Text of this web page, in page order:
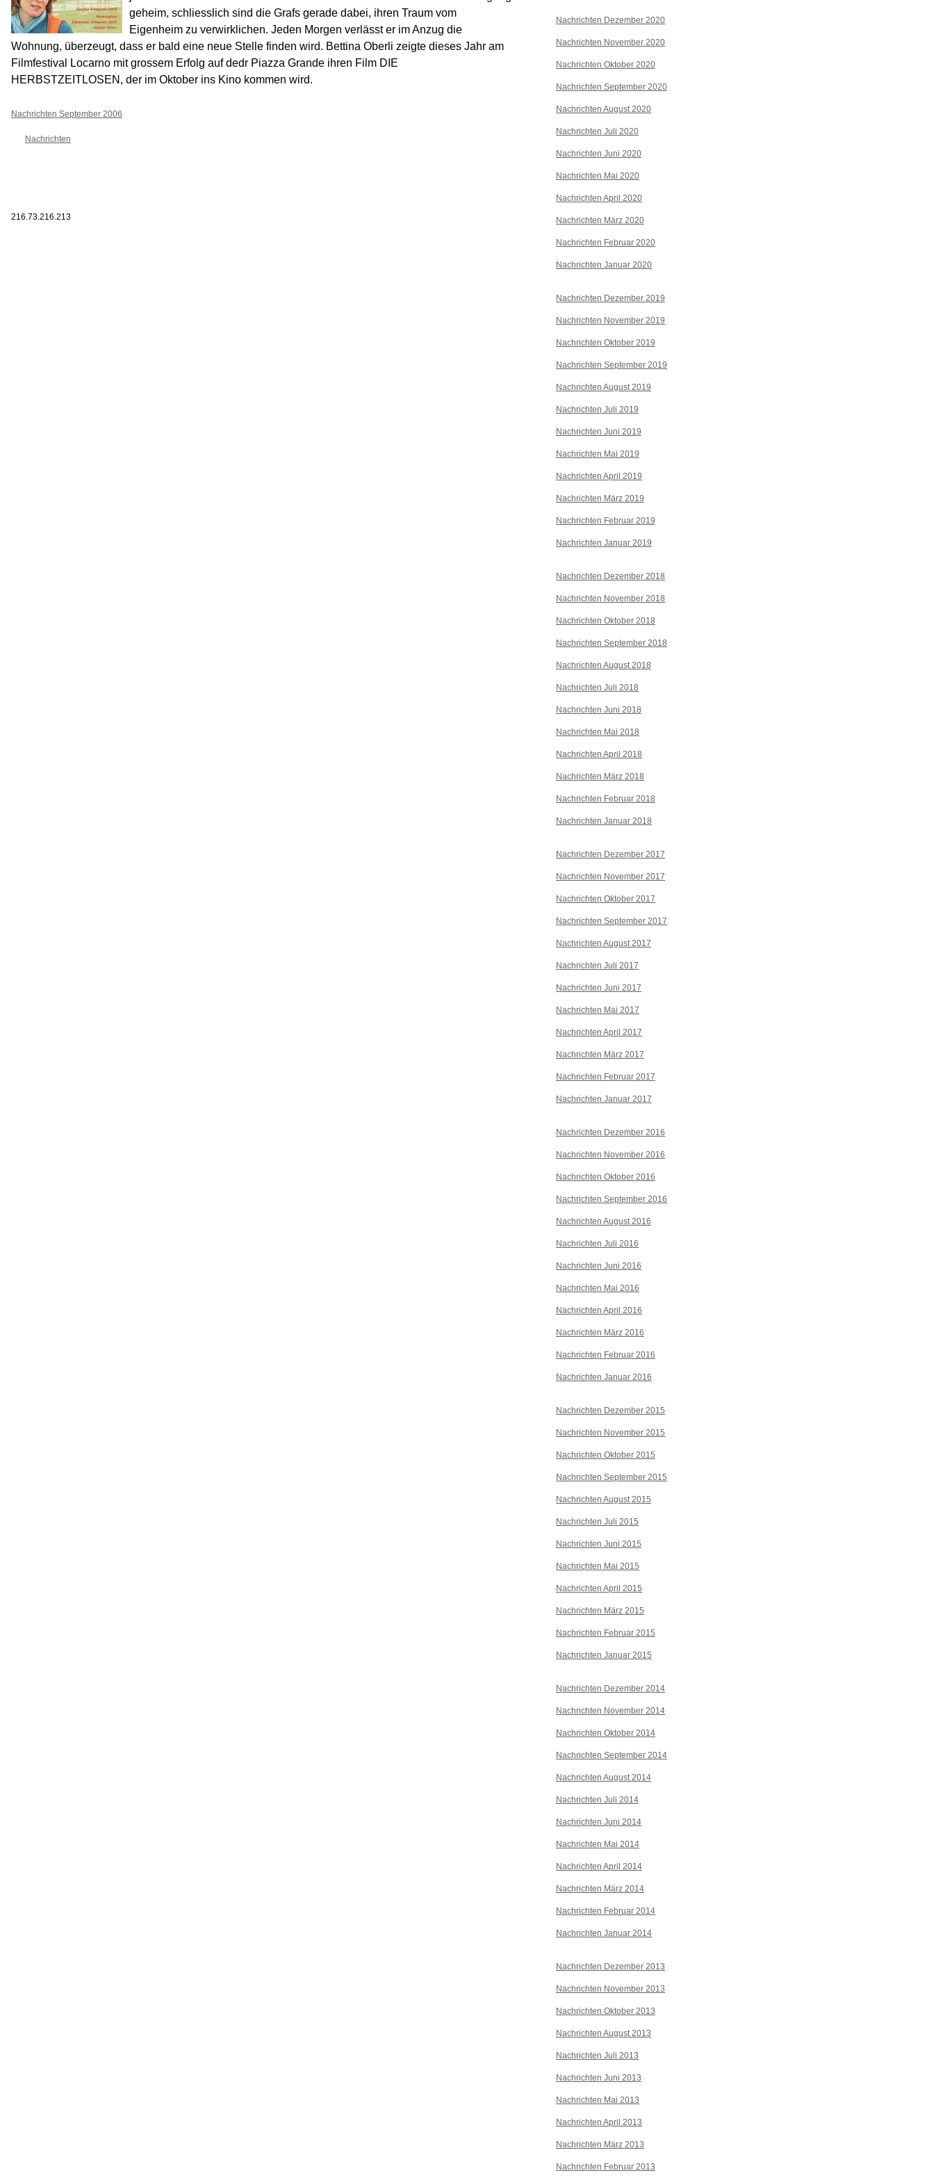
Nachrichten Dezember 2020
Nachrichten November 2020
Nachrichten Oktober 2020
Nachrichten September 2020
Nachrichten August 2020
Nachrichten Juli 2020
Nachrichten Juni 2020
Nachrichten Mai 2020
Nachrichten April 2020
Nachrichten März 2020
Nachrichten Februar 2020
Nachrichten Januar 2020
Nachrichten Dezember 2019
Nachrichten November 2019
Nachrichten Oktober 2019
Nachrichten September 2019
Nachrichten August 2019
Nachrichten Juli 2019
Nachrichten Juni 2019
Nachrichten Mai 2019
Nachrichten April 2019
Nachrichten März 2019
Nachrichten Februar 2019
Nachrichten Januar 2019
Nachrichten Dezember 2018
Nachrichten November 2018
Nachrichten Oktober 2018
Nachrichten September 2018
Nachrichten August 2018
Nachrichten Juli 2018
Nachrichten Juni 2018
Nachrichten Mai 2018
Nachrichten April 2018
Nachrichten März 2018
Nachrichten Februar 2018
Nachrichten Januar 2018
Nachrichten Dezember 2017
Nachrichten November 2017
Nachrichten Oktober 2017
Nachrichten September 2017
Nachrichten August 2017
Nachrichten Juli 2017
Nachrichten Juni 2017
Nachrichten Mai 2017
Nachrichten April 2017
Nachrichten März 2017
Nachrichten Februar 2017
Nachrichten Januar 2017
Nachrichten Dezember 2016
Nachrichten November 2016
Nachrichten Oktober 2016
Nachrichten September 2016
Nachrichten August 2016
Nachrichten Juli 2016
Nachrichten Juni 2016
Nachrichten Mai 2016
Nachrichten April 2016
Nachrichten März 2016
Nachrichten Februar 2016
Nachrichten Januar 2016
Nachrichten Dezember 2015
Nachrichten November 2015
Nachrichten Oktober 2015
Nachrichten September 2015
Nachrichten August 2015
Nachrichten Juli 2015
Nachrichten Juni 2015
Nachrichten Mai 2015
Nachrichten April 2015
Nachrichten März 2015
Nachrichten Februar 2015
Nachrichten Januar 2015
Nachrichten Dezember 2014
Nachrichten November 2014
Nachrichten Oktober 2014
Nachrichten September 2014
Nachrichten August 2014
Nachrichten Juli 2014
Nachrichten Juni 2014
Nachrichten Mai 2014
Nachrichten April 2014
Nachrichten März 2014
Nachrichten Februar 2014
Nachrichten Januar 2014
Nachrichten Dezember 2013
Nachrichten November 2013
Nachrichten Oktober 2013
Nachrichten August 2013
Nachrichten Juli 2013
Nachrichten Juni 2013
Nachrichten Mai 2013
Nachrichten April 2013
Nachrichten März 2013
Nachrichten Februar 2013
geheim, schliesslich sind die Grafs gerade dabei, ihren Traum vom
Eigenheim zu verwirklichen. Jeden Morgen verlässt er im Anzug die
Wohnung, überzeugt, dass er bald eine neue Stelle finden wird. Bettina Oberli zeigte dieses Jahr am
Filmfestival Locarno mit grossem Erfolg auf dedr Piazza Grande ihren Film DIE
HERBSTZEITLOSEN, der im Oktober ins Kino kommen wird.
Nachrichten September 2006
Nachrichten
216.73.216.213